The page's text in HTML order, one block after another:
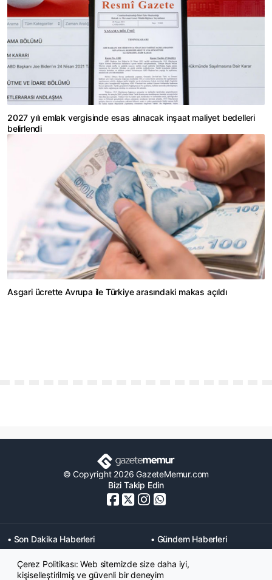
2027 yılı emlak vergisinde esas alınacak inşaat maliyet bedelleri
belirlendi
Asgari ücrette Avrupa ile Türkiye arasındaki makas açıldı
© Copyright 2026 GazeteMemur.com
Bizi Takip Edin
• Son Dakika Haberleri
• Gündem Haberleri
• Memurlar Haberleri
• KPSS Haberleri
• Ekonomi Haberleri
• Eğitim Haberleri
Çerez Politikası: Web sitemizde size daha iyi,
kişiselleştirilmiş ve güvenli bir deneyim